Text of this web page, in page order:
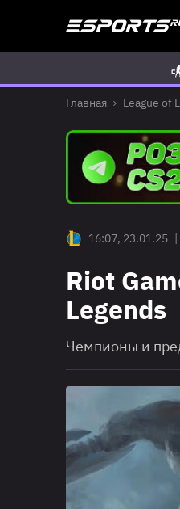
Главная League of
16:07, 23.01.25 |
Riot
Legends
Чемпионы и